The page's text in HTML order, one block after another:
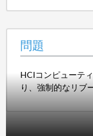
問題
HCIコンピューテ
り、強制的なリブ